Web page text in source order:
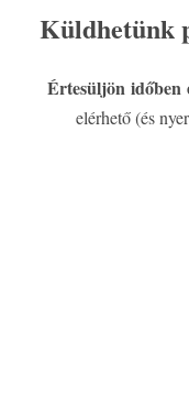
Küldhetünk
Értesüljön időben
elérhető (és